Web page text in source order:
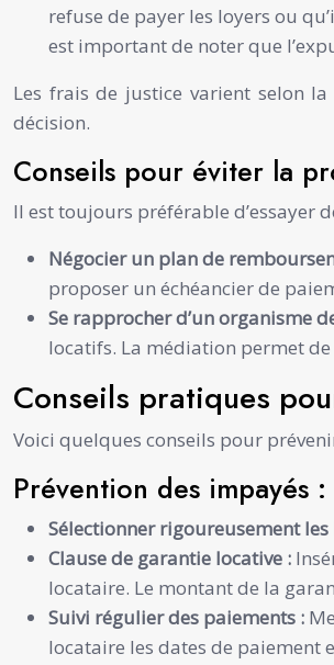
refuse de payer les loyers ou
est important de noter que
Les frais de justice varient selon
décision.
Conseils pour éviter la
Il est toujours préférable d’essayer
Négocier un plan de
proposer un échéancier de
Se rapprocher d’un organisme
locatifs. La médiation permet
Conseils pratiques
Voici quelques conseils pour
Prévention des impayés
Sélectionner rigoureusement
Clause de garantie locative :
locataire. Le montant de la
Suivi régulier des paiements :
locataire les dates de paiement